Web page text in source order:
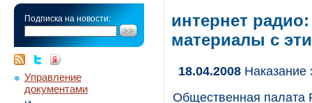
Подписка на новости:
Управление
документами
интернет радио:
материалы с
18.04.2008 Наказание
Общественная палата